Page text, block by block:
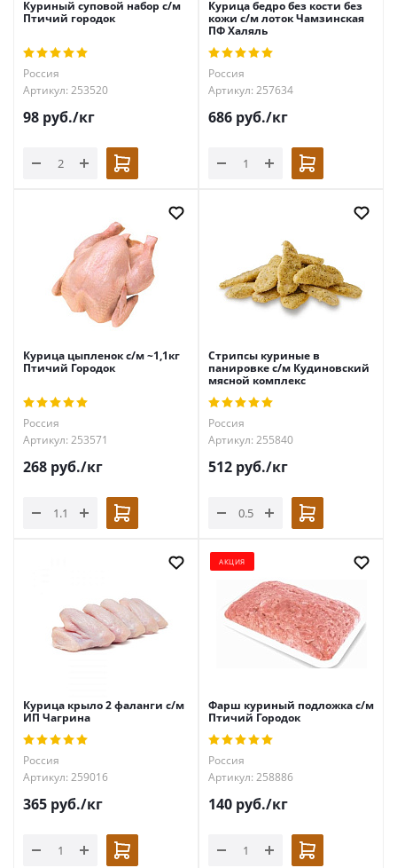
Куриный суповой набор с/м
Птичий городок
Россия
Артикул: 253520
98 руб./кг
Курица бедро без кости без
кожи с/м лоток Чамзинская
ПФ Халяль
Россия
Артикул: 257634
686 руб./кг
Курица цыпленок с/м ~1,1кг
Птичий Городок
Россия
Артикул: 253571
268 руб./кг
Стрипсы куриные в
панировке с/м Кудиновский
мясной комплекс
Россия
Артикул: 255840
512 руб./кг
Курица крыло 2 фаланги с/м
ИП Чагрина
Россия
Артикул: 259016
365 руб./кг
АКЦИЯ
Фарш куриный подложка с/м
Птичий Городок
Россия
Артикул: 258886
140 руб./кг